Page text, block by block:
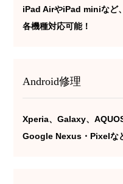
iPad AirやiPad miniなど、
各機種対応可能！
Android修理
Xperia、Galaxy、AQUOS
Google Nexus・Pixelな